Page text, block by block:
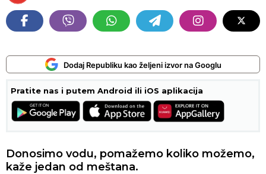
Dodaj Republiku kao željeni izvor na Googlu
Pratite nas i putem Android ili iOS aplikacija
Donosimo vodu, pomažemo koliko možemo,
kaže jedan od meštana.